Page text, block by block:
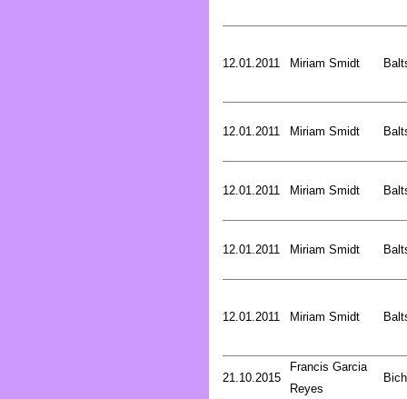
12.01.2011 Miriam Smidt
12.01.2011 Miriam Smidt
12.01.2011 Miriam Smidt
12.01.2011 Miriam Smidt
12.01.2011 Miriam Smidt
21.10.2015
Francis Garcia
Reyes